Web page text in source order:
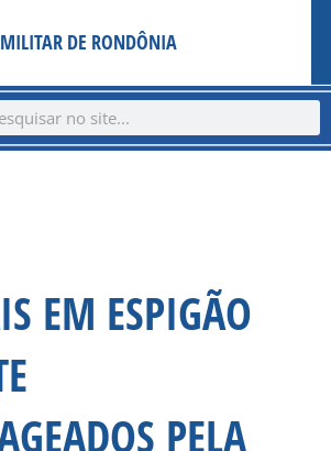
DE RONDÔNIA
EM ESPIGÃO
PELA